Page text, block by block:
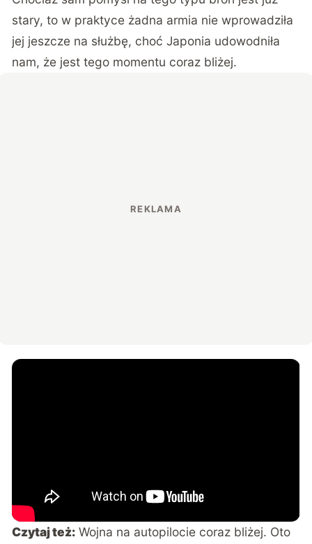
stary, to w praktyce żadna armia nie wprowadziła
jej jeszcze na służbę, choćJaponia udowodniła
nam, że jest tego momentu coraz bliżej.
Czytaj też: Wojna na autopilocie coraz bliżej. Oto